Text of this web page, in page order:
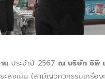
น ประจำปี 2567 ณ บริษัท ซีพี
สูงเนิน (สามัญวิศวกรรมเครื่อ